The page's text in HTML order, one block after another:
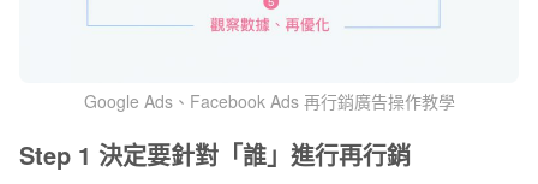
Google Ads、Facebook Ads 再行銷廣告操作教學
Step 1 決定要針對「誰」進行再行銷